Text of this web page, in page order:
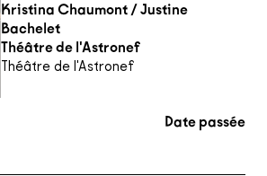
Kristina Chaumont / Justine
Bachelet
Théâtre de l'Astronef
Théâtre de l'Astronef
Date passée